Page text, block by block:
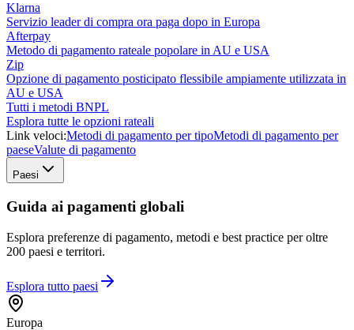
Klarna
Servizio leader di compra ora paga dopo in Europa
Afterpay
Metodo di pagamento rateale popolare in AU e USA
Zip
Opzione di pagamento posticipato flessibile ampiamente utilizzata in
AU e USA
Tutti i metodi BNPL
Esplora tutte le opzioni rateali
Link veloci:Metodi di pagamento per tipoMetodi di pagamento per
paeseValute di pagamento
Paesi
Guida ai pagamenti globali
Esplora preferenze di pagamento, metodi e best practice per oltre
200 paesi e territori.
Esplora tutto paesi
Europa